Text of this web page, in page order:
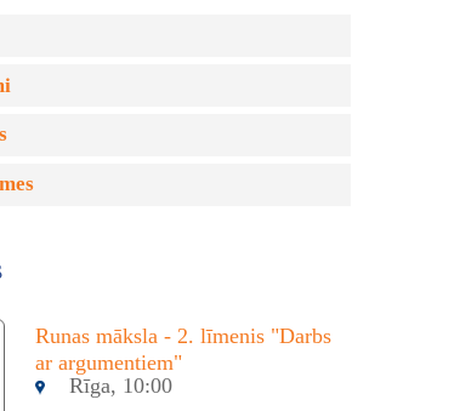
Runas māksla - 2. līmenis "Darbs
ar argumentiem"
Rīga, 10:00